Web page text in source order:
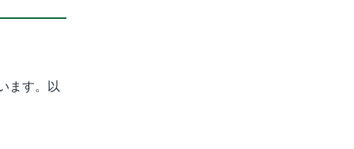
ます。以